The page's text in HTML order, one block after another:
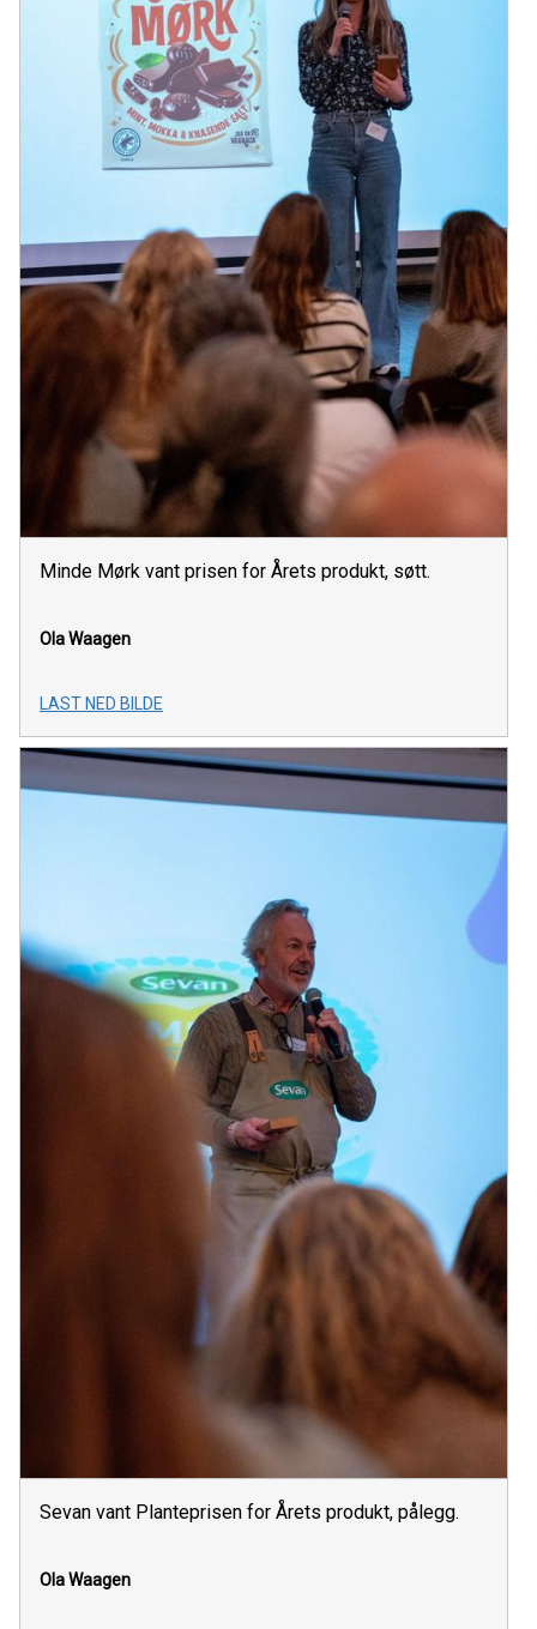
Minde Mørk vant prisen for Årets produkt, søtt.
Ola Waagen
LAST NED BILDE
Sevan vant Planteprisen for Årets produkt, pålegg.
Ola Waagen